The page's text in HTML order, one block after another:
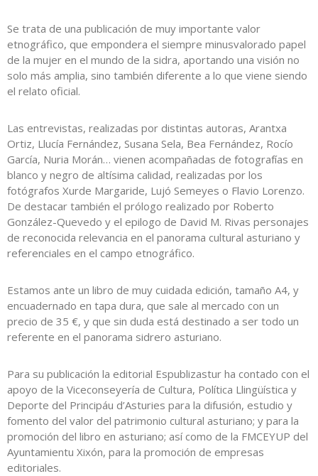
Se trata de una publicación de muy importante valor
etnográfico, que empondera el siempre minusvalorado papel
de la mujer en el mundo de la sidra, aportando una visión no
solo más amplia, sino también diferente a lo que viene siendo
el relato oficial.
Las entrevistas, realizadas por distintas autoras, Arantxa
Ortiz, Llucía Fernández, Susana Sela, Bea Fernández, Rocío
García, Nuria Morán… vienen acompañadas de fotografías en
blanco y negro de altísima calidad, realizadas por los
fotógrafos Xurde Margaride, Lujó Semeyes o Flavio Lorenzo.
De destacar también el prólogo realizado por Roberto
González-Quevedo y el epilogo de David M. Rivas personajes
de reconocida relevancia en el panorama cultural asturiano y
referenciales en el campo etnográfico.
Estamos ante un libro de muy cuidada edición, tamaño A4, y
encuadernado en tapa dura, que sale al mercado con un
precio de 35 €, y que sin duda está destinado a ser todo un
referente en el panorama sidrero asturiano.
Para su publicación la editorial Espublizastur ha contado con el
apoyo de la Viceconseyería de Cultura, Política Llingüística y
Deporte del Principáu d’Asturies para la difusión, estudio y
fomento del valor del patrimonio cultural asturiano; y para la
promoción del libro en asturiano; así como de la FMCEYUP del
Ayuntamientu Xixón, para la promoción de empresas
editoriales.